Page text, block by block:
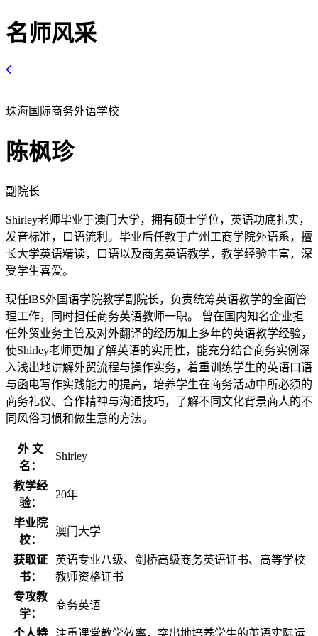
名师风采
珠海国际商务外语学校
陈枫珍
副院长
Shirley老师毕业于澳门大学，拥有硕士学位，英语功底扎实，
发音标准，口语流利。毕业后任教于广州工商学院外语系，擅
长大学英语精读，口语以及商务英语教学，教学经验丰富，深
受学生喜爱。
现任iBS外国语学院教学副院长，负责统筹英语教学的全面管
理工作，同时担任商务英语教师一职。 曾在国内知名企业担
任外贸业务主管及对外翻译的经历加上多年的英语教学经验，
使Shirley老师更加了解英语的实用性，能充分结合商务实例深
入浅出地讲解外贸流程与操作实务，着重训练学生的英语口语
与函电写作实践能力的提高，培养学生在商务活动中所必须的
商务礼仪、合作精神与沟通技巧，了解不同文化背景商人的不
同风俗习惯和做生意的方法。
外 文
名：
Shirley
教学经
验：
20年
毕业院
校：
澳门大学
获取证
书：
英语专业八级、剑桥高级商务英语证书、高等学校
教师资格证书
专攻教
学：
商务英语
个人特 注重课堂教学效率，突出地培养学生的英语实际运